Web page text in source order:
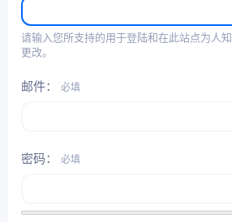
请输入您所支持的用于登陆和在此站点为人
更改。
邮件 必填
密码 必填